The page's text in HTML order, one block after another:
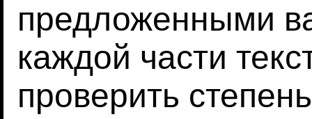
предложенными
каждой части
проверить